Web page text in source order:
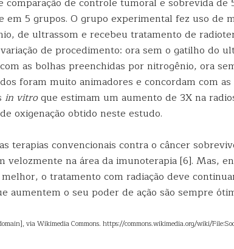
em 5 grupos. O grupo experimental fez uso de
de ultrassom e recebeu tratamento de
de procedimento: ora sem o gatilho do
as bolhas preenchidas por nitrogênio, ora
foram muito animadores e concordam com
in vitroque estimam um aumento de 3X na
oxigenação obtido neste estudo.
terapias convencionais contra o câncer
velozmente na área da imunoterapia [6]. Mas,
o tratamento com radiação deve
aumentem o seu poder de ação são sempre
via Wikimedia Commons. https://commons.wikimedia.org/wiki/